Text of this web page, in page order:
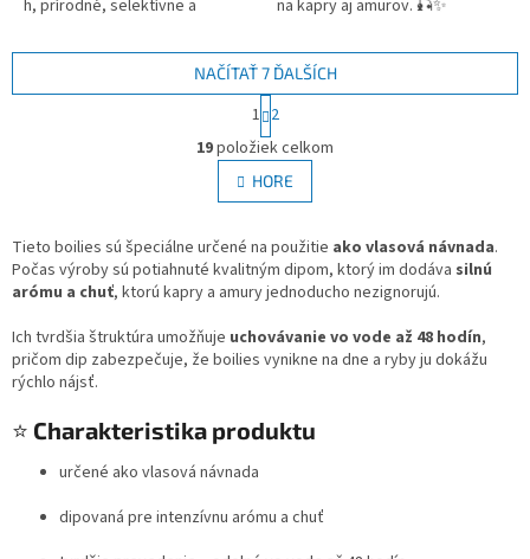
h, prírodné, selektívne a
amurov. 🎣✨
na kapry aj amurov. 🎣✨
O
v
l
á
a
c
i
p
r
y
i
NAČÍTAŤ 7 ĎALŠÍCH
S
t
r
á
n
k
v
a
n
i
1 2
19položiek celkom
HORE
Tieto boilies sú špeciálne určené na použitie ako vlasová návnada.
Počas výroby sú potiahnuté kvalitným dipom, ktorý im dodáva silnú
arómu a chuť, ktorú kapry a amury jednoducho nezignorujú.
Ich tvrdšia štruktúra umožňuje uchovávanie vo vode až 48 hodín,
pričom dip zabezpečuje, že boilies vynikne na dne a ryby ju dokážu
rýchlo nájsť.
⭐ Charakteristika produktu
určené ako vlasová návnada
dipovaná pre intenzívnu arómu a chuť